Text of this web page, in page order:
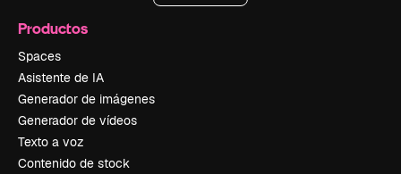
Productos
Spaces
Asistente de IA
Generador de imágenes
Generador de vídeos
Texto a voz
Contenido de stock